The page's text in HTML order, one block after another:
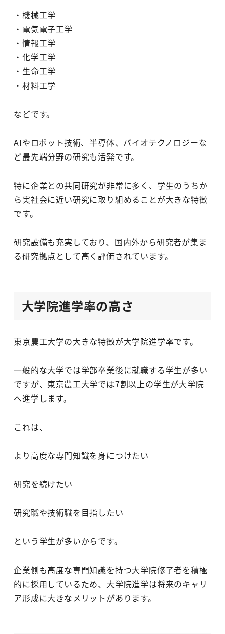
・機械工学
・電気電子工学
・情報工学
・化学工学
・生命工学
・材料工学
などです。
AIやロボット技術、半導体、バイオテクノロジーな
ど最先端分野の研究も活発です。
特に企業との共同研究が非常に多く、学生のうちか
ら実社会に近い研究に取り組めることが大きな特徴
です。
研究設備も充実しており、国内外から研究者が集ま
る研究拠点として高く評価されています。
大学院進学率の高さ
東京農工大学の大きな特徴が大学院進学率です。
一般的な大学では学部卒業後に就職する学生が多い
ですが、東京農工大学では7割以上の学生が大学院
へ進学します。
これは、
より高度な専門知識を身につけたい
研究を続けたい
研究職や技術職を目指したい
という学生が多いからです。
企業側も高度な専門知識を持つ大学院修了者を積極
的に採用しているため、大学院進学は将来のキャリ
ア形成に大きなメリットがあります。